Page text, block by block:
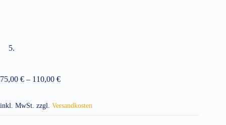
75,00 € – 110,00 €
inkl. MwSt. zzgl. Versandkosten